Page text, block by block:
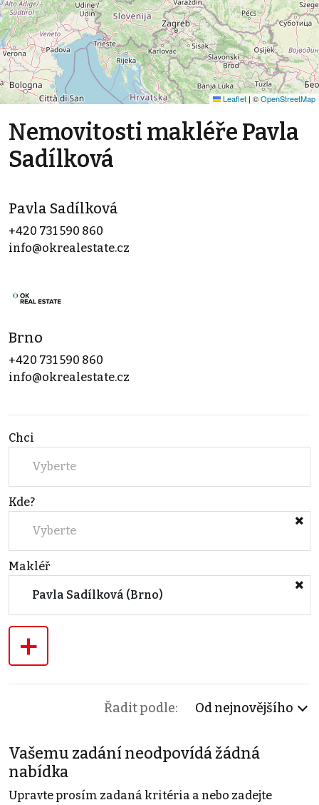
Leaflet | ©OpenStreetMap
Nemovitosti makléře Pavla
Sadílková
Pavla Sadílková
+420 731 590 860
info@okrealestate.cz
Brno
+420 731 590 860
info@okrealestate.cz
Chci
Vyberte
Kde?
Vyberte
Makléř
Pavla Sadílková (Brno)
+
Řadit podle: Od nejnovějšího
Vašemu zadání neodpovídá žádná
nabídka
Upravte prosím zadaná kritéria a nebo zadejte